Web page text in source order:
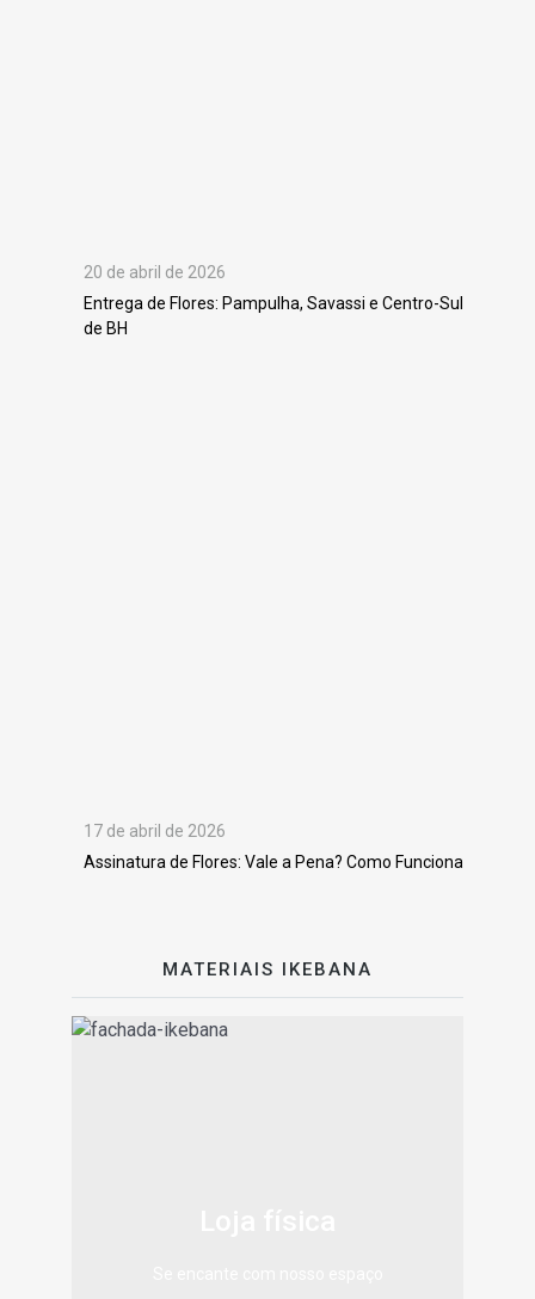
20 de abril de 2026
Entrega de Flores: Pampulha, Savassi e Centro-Sul
de BH
17 de abril de 2026
Assinatura de Flores: Vale a Pena? Como Funciona
MATERIAIS IKEBANA